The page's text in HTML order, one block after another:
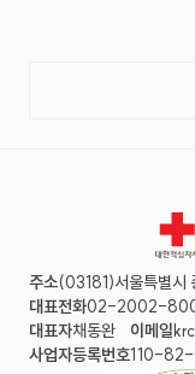
서
주소(03181)서울특별시
대표전화02-2002-
대표자채동완 이메일
사업자등록번호110-